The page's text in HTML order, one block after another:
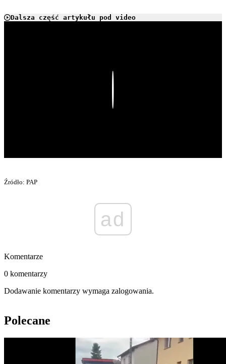
Dalsza część artykułu pod video
Źródło: PAP
ad
Komentarze
0 komentarzy
Dodawanie komentarzy wymaga zalogowania.
Polecane